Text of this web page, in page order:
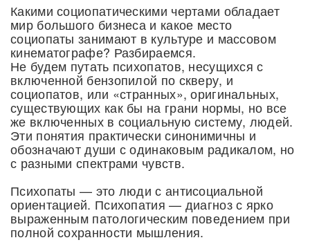
Какими социопатическими чертами обладает
мир большого бизнеса и какое место
социопаты занимают в культуре и массовом
кинематографе? Разбираемся.
Не будем путать психопатов, несущихся с
включенной бензопилой по скверу, и
социопатов, или «странных», оригинальных,
существующих как бы на грани нормы, но все
же включенных в социальную систему, людей.
Эти понятия практически синонимичны и
обозначают души с одинаковым радикалом, но
с разными спектрами чувств.
Психопаты — это люди с антисоциальной
ориентацией. Психопатия — диагноз с ярко
выраженным патологическим поведением при
полной сохранности мышления.